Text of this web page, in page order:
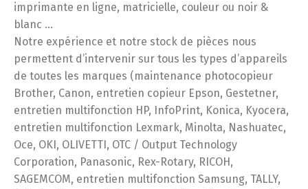
imprimante en ligne, matricielle, couleur ou noir &
blanc …
Notre expérience et notre stock de pièces nous
permettent d’intervenir sur tous les types d’appareils
de toutes les marques (maintenance photocopieur
Brother, Canon, entretien copieur Epson, Gestetner,
entretien multifonction HP, InfoPrint, Konica, Kyocera,
entretien multifonction Lexmark, Minolta, Nashuatec,
Oce, OKI, OLIVETTI, OTC / Output Technology
Corporation, Panasonic, Rex-Rotary, RICOH,
SAGEMCOM, entretien multifonction Samsung, TALLY,